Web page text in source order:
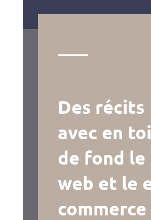
Des récits
avec en
de fond le
web et le
commerce